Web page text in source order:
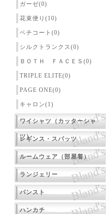
ガーゼ(0)
花束便り(10)
ペチコート(0)
シルクトランクス(0)
ＢＯＴＨ ＦＡＣＥＳ(0)
TRIPLE ELITE(0)
PAGE ONE(0)
キャロン(1)
ワイシャツ（カッターシャ
ツ）
レギンス・スパッツ
ルームウェア（部屋着）
ランジェリー
パンスト
ハンカチ